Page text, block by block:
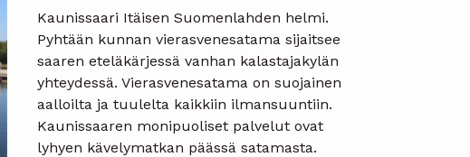
Kaunissaari Itäisen Suomenlahden helmi.
Pyhtään kunnan vierasvenesatama sijaitsee
saaren eteläkärjessä vanhan kalastajakylän
yhteydessä. Vierasvenesatama on suojainen
aalloilta ja tuulelta kaikkiin ilmansuuntiin.
Kaunissaaren monipuoliset palvelut ovat
lyhyen kävelymatkan päässä satamasta.